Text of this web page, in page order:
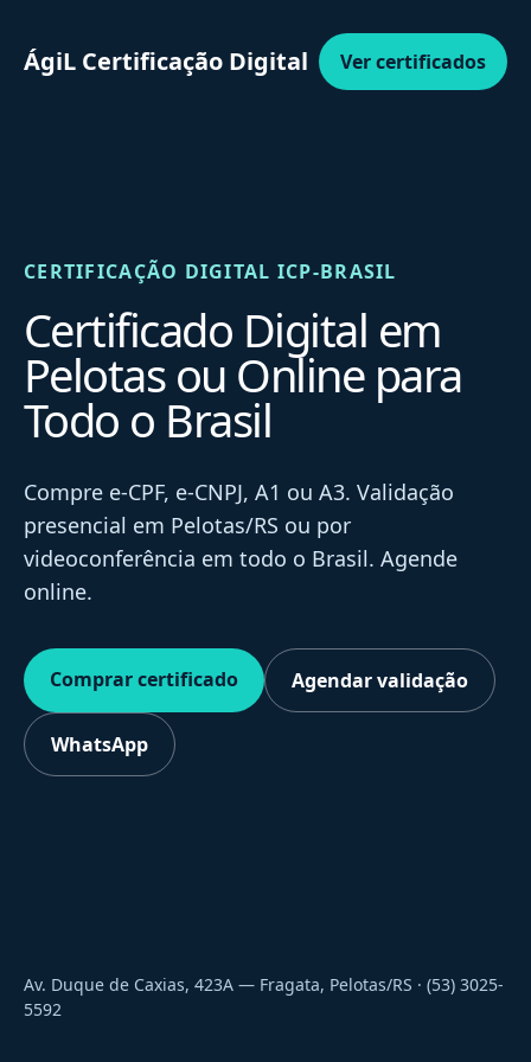
ÁgiL Certificação Digital Ver certificados
CERTIFICAÇÃO DIGITAL ICP-BRASIL
Certificado Digital em
Pelotas ou Online para
Todo o Brasil
Compre e-CPF, e-CNPJ, A1 ou A3. Validação
presencial em Pelotas/RS ou por
videoconferência em todo o Brasil. Agende
online.
Comprar certificado Agendar validação
WhatsApp
Av. Duque de Caxias, 423A — Fragata, Pelotas/RS · (53) 3025-
5592